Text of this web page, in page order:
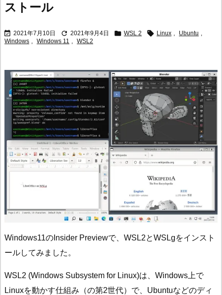
ストール
 2021年7月10日  2021年9月4日  WSL 2  Linux , Ubuntu ,
Windows , Windows 11 , WSL2
Windows11のInsider Previewで、WSL2とWSLgをインスト
ールしてみました。
WSL2 (Windows Subsystem for Linux)は、Windows上で
Linuxを動かす仕組み（の第2世代）で、Ubuntuなどのディ